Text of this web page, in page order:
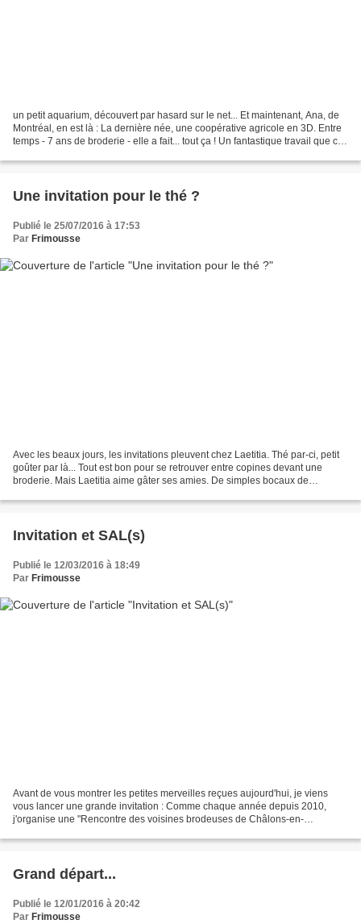
un petit aquarium, découvert par hasard sur le net... Et maintenant, Ana, de
Montréal, en est là : La dernière née, une coopérative agricole en 3D. Entre
temps - 7 ans de broderie - elle a fait... tout ça ! Un fantastique travail que ce
Une invitation pour le thé ?
Publié le 25/07/2016 à 17:53
Par Frimousse
Avec les beaux jours, les invitations pleuvent chez Laetitia. Thé par-ci, petit
goûter par là... Tout est bon pour se retrouver entre copines devant une
broderie. Mais Laetitia aime gâter ses amies. De simples bocaux de
Invitation et SAL(s)
Publié le 12/03/2016 à 18:49
Par Frimousse
Avant de vous montrer les petites merveilles reçues aujourd'hui, je viens
vous lancer une grande invitation : Comme chaque année depuis 2010,
j'organise une "Rencontre des voisines brodeuses de Châlons-en-
Grand départ...
Publié le 12/01/2016 à 20:42
Par Frimousse